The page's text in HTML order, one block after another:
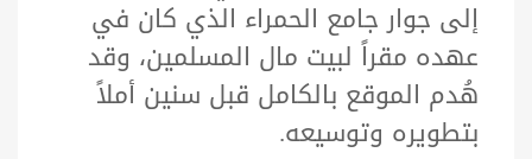
إلى جوار جامع الحمراء الذي كان في
عهده مقراً لبيت مال المسلمين، وقد
هُدم الموقع بالكامل قبل سنين أملاً
بتطويره وتوسيعه.